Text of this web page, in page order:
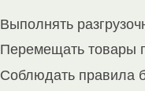
Выполнять
Перемещать товары
Соблюдать правила